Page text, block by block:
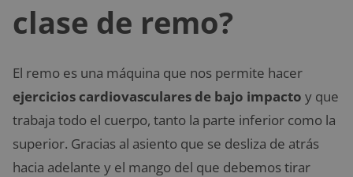
clase de remo?
El remo es una máquina que nos permite hacer
ejercicios cardiovasculares de bajo impacto y que
trabaja todo el cuerpo, tanto la parte inferior como la
superior. Gracias al asiento que se desliza de atrás
hacia adelante y el mango del que debemos tirar